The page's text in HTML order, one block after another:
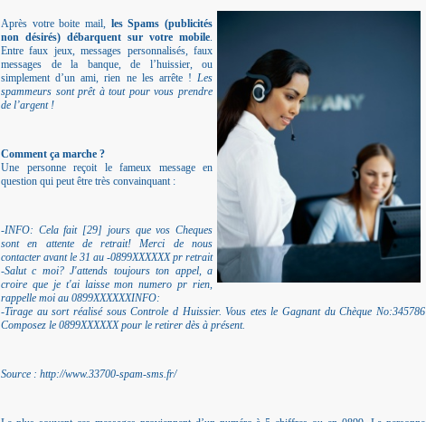
Après votre boite mail, les Spams (publicités
non désirés) débarquent sur votre mobile.
Entre faux jeux, messages personnalisés, faux
messages de la banque, de l’huissier, ou
simplement d’un ami, rien ne les arrête ! Les
spammeurs sont prêt à tout pour vous prendre
de l’argent !
Comment ça marche ?
Une personne reçoit le fameux message en
question qui peut être très convainquant :
-INFO: Cela fait [29] jours que vos Cheques
sont en attente de retrait! Merci de nous
contacter avant le 31 au -0899XXXXXX pr retrait
-Salut c moi? J'attends toujours ton appel, a
croire que je t'ai laisse mon numero pr rien,
rappelle moi au 0899XXXXXXINFO:
-Tirage au sort réalisé sous Controle d Huissier. Vous etes le Gagnant du Chèque No:345786
Composez le 0899XXXXXX pour le retirer dès à présent.
Source : http://www.33700-spam-sms.fr/